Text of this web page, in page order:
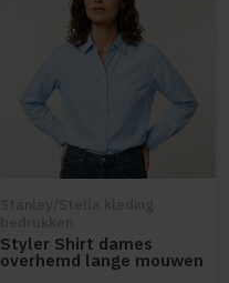
Styler Shirt dames
overhemd lange mouwen